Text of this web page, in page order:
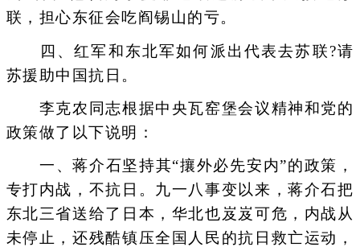
联，担心东征会吃阎锡山的亏。
四、红军和东北军如何派出代表去苏联?请
苏援助中国抗日。
李克农同志根据中央瓦窑堡会议精神和党的
政策做了以下说明：
一、蒋介石坚持其“攘外必先安内”的政策，
专打内战，不抗日。九一八事变以来，蒋介石把
东北三省送给了日本，华北也岌岌可危，内战从
未停止，还残酷镇压全国人民的抗日救亡运动，